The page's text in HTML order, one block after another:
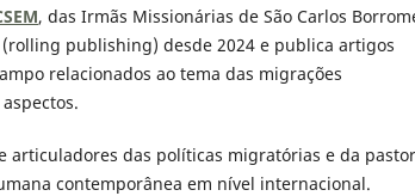
, das Irmãs Missionárias de São Carlos
publishing) desde 2024 e publica artigos
relacionados ao tema das migrações
articuladores das políticas migratórias e da
contemporânea em nível internacional.